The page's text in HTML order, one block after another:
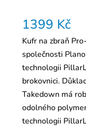
1399 Kč
Kufr na zbraň
společnosti
technologii
brokovnici.
Takedown má
odolného
technologii